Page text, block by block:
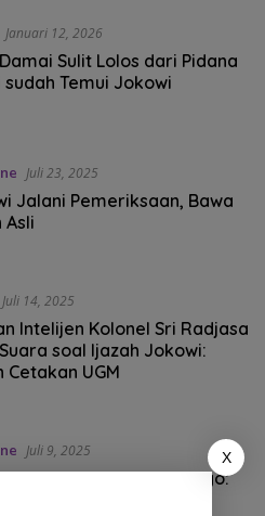
Januari 12, 2026
Sulit Lolos dari Pidana
sudah Temui Jokowi
Juli 23, 2025
Jalani Pemeriksaan, Bawa
Asli
Juli 14, 2025
Intelijen Kolonel Sri Radjasa
soal Ijazah Jokowi:
Cetakan UGM
Juli 9, 2025
Khusus, Roy Suryo:
X